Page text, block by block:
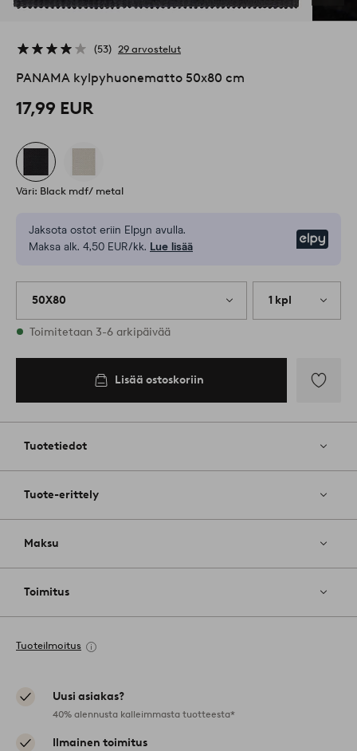
53 29 arvostelut
PANAMA kylpyhuonematto 50x80 cm
17,99 EUR
Väri: Black mdf/ metal
Jaksota ostot eriin Elpyn avulla.
Maksa alk. 4,50 EUR/kk. Lue lisää
50X80 1 kpl
Varastossa
Toimitetaan 3-6 arkipäivää
Lisää ostoskoriin
Tuotetiedot
Tuote-erittely
Maksu
Toimitus
Tuoteilmoitus
Uusi asiakas?
40% alennusta kalleimmasta tuotteesta*
Ilmainen toimitus